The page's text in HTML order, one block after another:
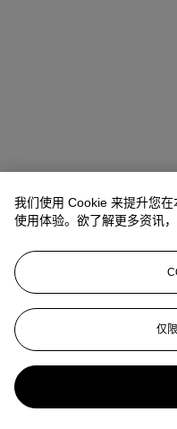
Elizabeth Comba Specialist
ecomba@christies.com +44
登入
浏览状况报告
更多来自 迭戈·冯
我们使用 Cookie 来提升您
使用体验。欲了解更多资讯
仅